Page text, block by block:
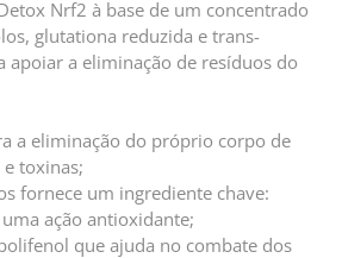
Nrf2 à base de um concentrado
glutationa reduzida e trans-
apoiar a eliminação de resíduos do
a eliminação do próprio corpo de
toxinas;
fornece um ingrediente chave:
ação antioxidante;
que ajuda no combate dos